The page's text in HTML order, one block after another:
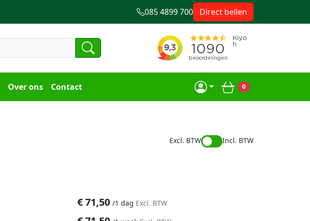
Over ons Contact Winkelwagen
0
085 4899 700 Direct bellen
Excl. BTW
Incl. BTW
€71,50 /1 dag Excl. BTW